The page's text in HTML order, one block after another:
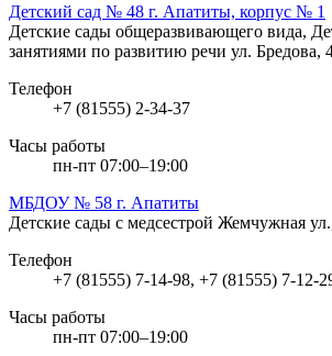
Детский сад № 48 г. Апатиты, корпус № 1
Детские сады общеразвивающего вида,
занятиями по развитию речи ул. Бредова,
Телефон
+7 (81555) 2-34-37
Часы работы
пн-пт 07:00–19:00
МБДОУ № 58 г. Апатиты
Детские сады с медсестрой Жемчужная
Телефон
+7 (81555) 7-14-98, +7 (81555) 7-12-
Часы работы
пн-пт 07:00–19:00